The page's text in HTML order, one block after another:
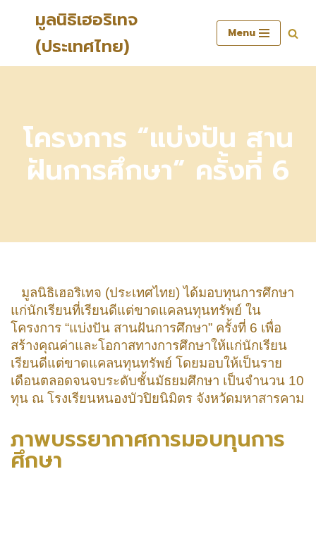
มูลนิธิเฮอริเทจ
(ประเทศไทย)
Menu
โครงการ “แบ่งปัน สาน
ฝันการศึกษา” ครั้งที่ 6
มูลนิธิเฮอริเทจ (ประเทศไทย) ได้มอบทุนการศึกษา
แก่นักเรียนที่เรียนดีแต่ขาดแคลนทุนทรัพย์ ใน
โครงการ “แบ่งปัน สานฝันการศึกษา” ครั้งที่ 6 เพื่อ
สร้างคุณค่าและโอกาสทางการศึกษาให้แก่นักเรียน
เรียนดีแต่ขาดแคลนทุนทรัพย์ โดยมอบให้เป็นราย
เดือนตลอดจนจบระดับชั้นมัธยมศึกษา เป็นจำนวน 10
ทุน ณ โรงเรียนหนองบัวปิยนิมิตร จังหวัดมหาสารคาม
ภาพบรรยากาศการมอบทุนการ
ศึกษา